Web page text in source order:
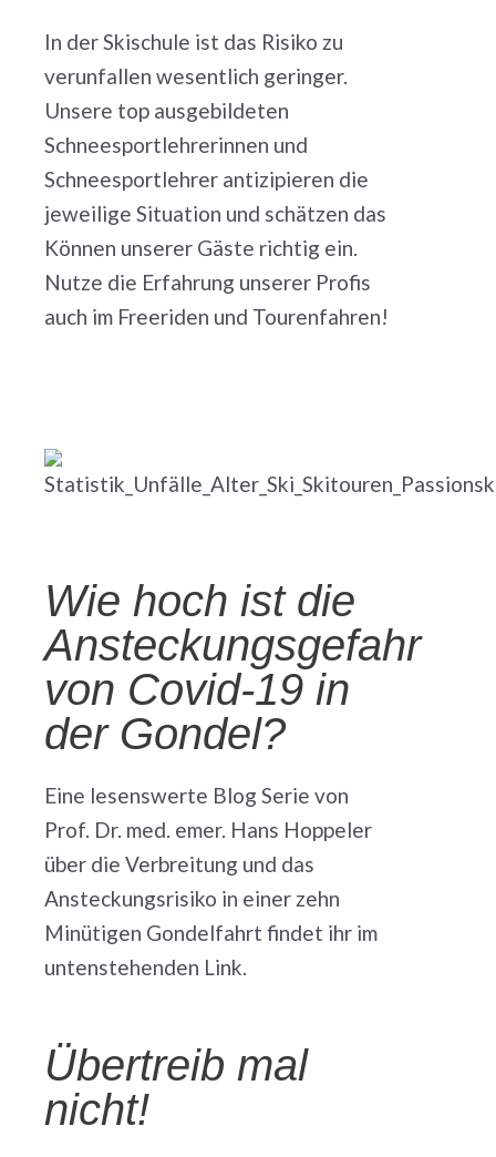
In der Skischule ist das Risiko zu
verunfallen wesentlich geringer.
Unsere top ausgebildeten
Schneesportlehrerinnen und
Schneesportlehrer antizipieren die
jeweilige Situation und schätzen das
Können unserer Gäste richtig ein.
Nutze die Erfahrung unserer Profis
auch im Freeriden und Tourenfahren!
Wie hoch ist die
Ansteckungsgefahr
von Covid-19 in
der Gondel?
Eine lesenswerte Blog Serie von
Prof. Dr. med. emer. Hans Hoppeler
über die Verbreitung und das
Ansteckungsrisiko in einer zehn
Minütigen Gondelfahrt findet ihr im
untenstehenden Link.
Übertreib mal
nicht!